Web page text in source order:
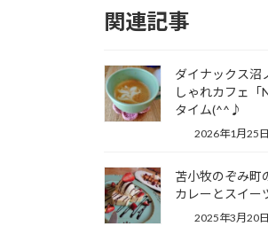
関連記事
ダイナックス沼
しゃれカフェ「
タイム(^^♪
2026年1月25日
苫小牧のぞみ町
カレーとスイー
2025年3月20日